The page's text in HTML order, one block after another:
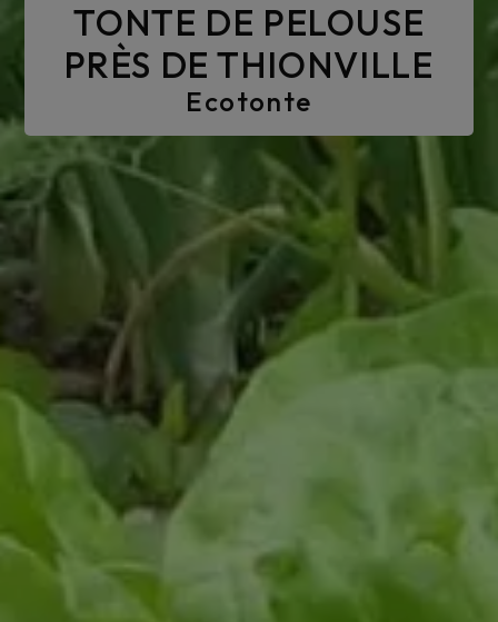
TONTE DE PELOUSE
PRÈS DE THIONVILLE
Ecotonte